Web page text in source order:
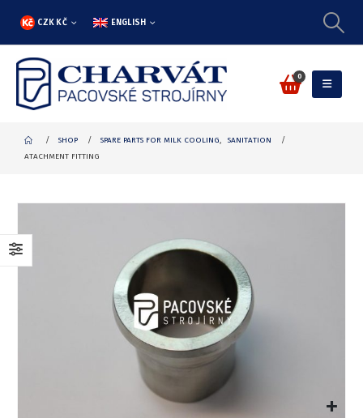
CZK KČ ENGLISH
0
SHOP SPARE PARTS FOR MILK COOLING,
SANITATION
ATACHMENT FITTING